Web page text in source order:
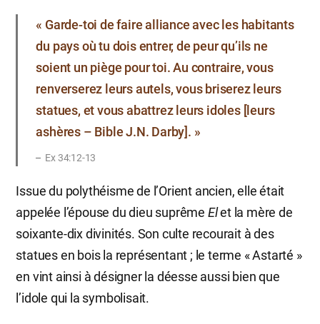
« Garde-toi de faire alliance avec les habitants
du pays où tu dois entrer, de peur qu’ils ne
soient un piège pour toi. Au contraire, vous
renverserez leurs autels, vous briserez leurs
statues, et vous abattrez leurs idoles [leurs
ashères – Bible J.N. Darby]. »
Ex 34:12-13
Issue du polythéisme de l’Orient ancien, elle était
appelée l’épouse du dieu suprême Elet la mère de
soixante-dix divinités. Son culte recourait à des
statues en bois la représentant ; le terme « Astarté »
en vint ainsi à désigner la déesse aussi bien que
l’idole qui la symbolisait.